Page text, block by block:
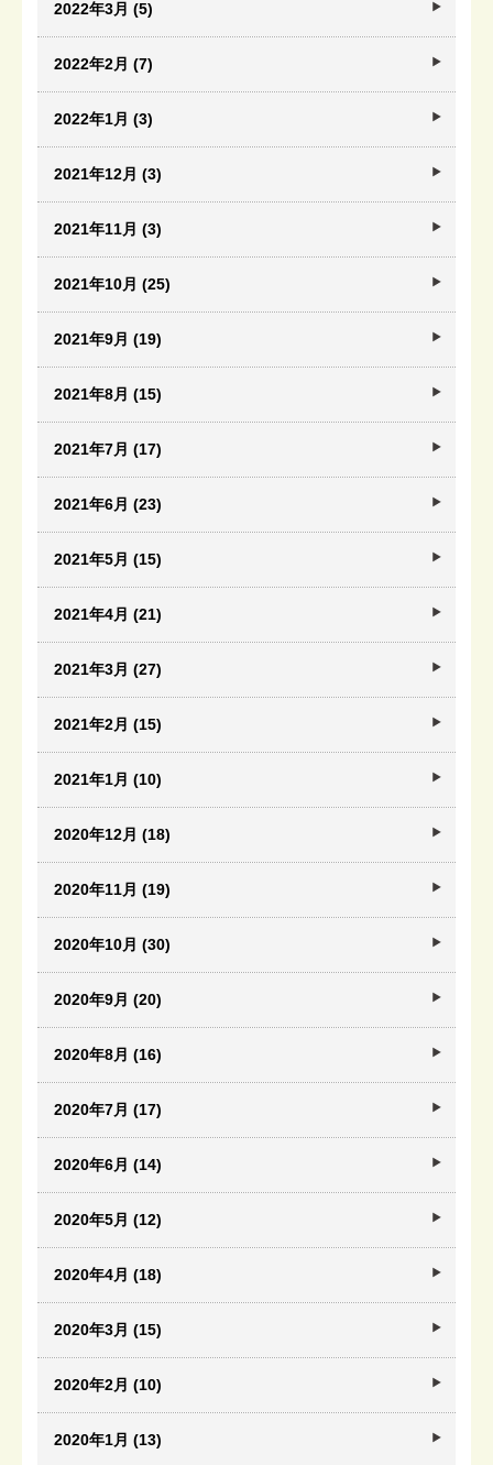
2022年3月 (5)
2022年2月 (7)
2022年1月 (3)
2021年12月 (3)
2021年11月 (3)
2021年10月 (25)
2021年9月 (19)
2021年8月 (15)
2021年7月 (17)
2021年6月 (23)
2021年5月 (15)
2021年4月 (21)
2021年3月 (27)
2021年2月 (15)
2021年1月 (10)
2020年12月 (18)
2020年11月 (19)
2020年10月 (30)
2020年9月 (20)
2020年8月 (16)
2020年7月 (17)
2020年6月 (14)
2020年5月 (12)
2020年4月 (18)
2020年3月 (15)
2020年2月 (10)
2020年1月 (13)